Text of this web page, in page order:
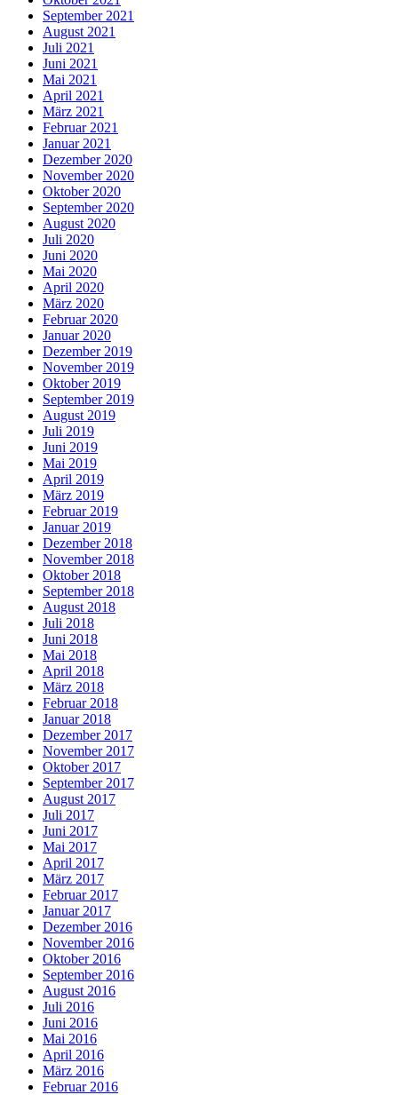
September 2021
August 2021
Juli 2021
Juni 2021
Mai 2021
April 2021
März 2021
Februar 2021
Januar 2021
Dezember 2020
November 2020
Oktober 2020
September 2020
August 2020
Juli 2020
Juni 2020
Mai 2020
April 2020
März 2020
Februar 2020
Januar 2020
Dezember 2019
November 2019
Oktober 2019
September 2019
August 2019
Juli 2019
Juni 2019
Mai 2019
April 2019
März 2019
Februar 2019
Januar 2019
Dezember 2018
November 2018
Oktober 2018
September 2018
August 2018
Juli 2018
Juni 2018
Mai 2018
April 2018
März 2018
Februar 2018
Januar 2018
Dezember 2017
November 2017
Oktober 2017
September 2017
August 2017
Juli 2017
Juni 2017
Mai 2017
April 2017
März 2017
Februar 2017
Januar 2017
Dezember 2016
November 2016
Oktober 2016
September 2016
August 2016
Juli 2016
Juni 2016
Mai 2016
April 2016
März 2016
Februar 2016